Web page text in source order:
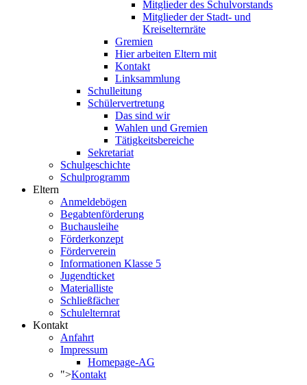
Mitglieder des Schulvorstands
Mitglieder der Stadt- und
Kreiselternräte
Gremien
Hier arbeiten Eltern mit
Kontakt
Linksammlung
Schulleitung
Schülervertretung
Das sind wir
Wahlen und Gremien
Tätigkeitsbereiche
Sekretariat
Schulgeschichte
Schulprogramm
Eltern
Anmeldebögen
Begabtenförderung
Buchausleihe
Förderkonzept
Förderverein
Informationen Klasse 5
Jugendticket
Materialliste
Schließfächer
Schulelternrat
Kontakt
Anfahrt
Impressum
Homepage-AG
">Kontakt